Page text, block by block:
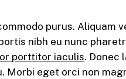
purus. Aliquam
nibh eu nunc
porttitor iaculis. Donec
Morbi eget orci non